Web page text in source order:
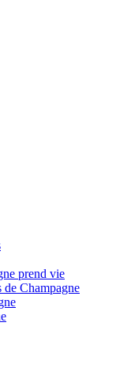
prend vie
de Champagne